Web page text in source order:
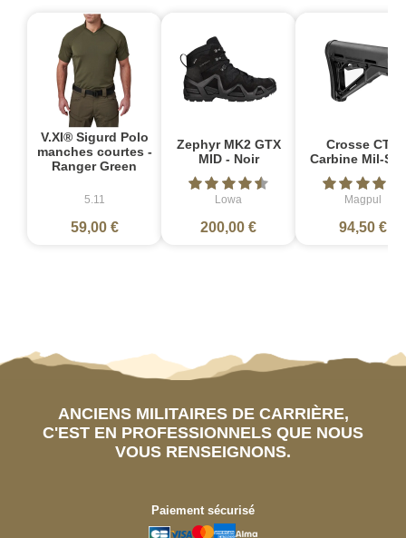
V.XI® Sigurd Polo
manches courtes -
Ranger Green
5.11
59,00 €
Zephyr MK2 GTX
MID - Noir
Lowa
200,00 €
Crosse CTR
Carbine Mil-
Magpul
94,50 €
ANCIENS MILITAIRES DE CARRIÈRE,
C'EST EN PROFESSIONNELS QUE NOUS
VOUS RENSEIGNONS.
Paiement sécurisé